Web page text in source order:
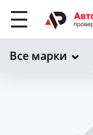
Все марки